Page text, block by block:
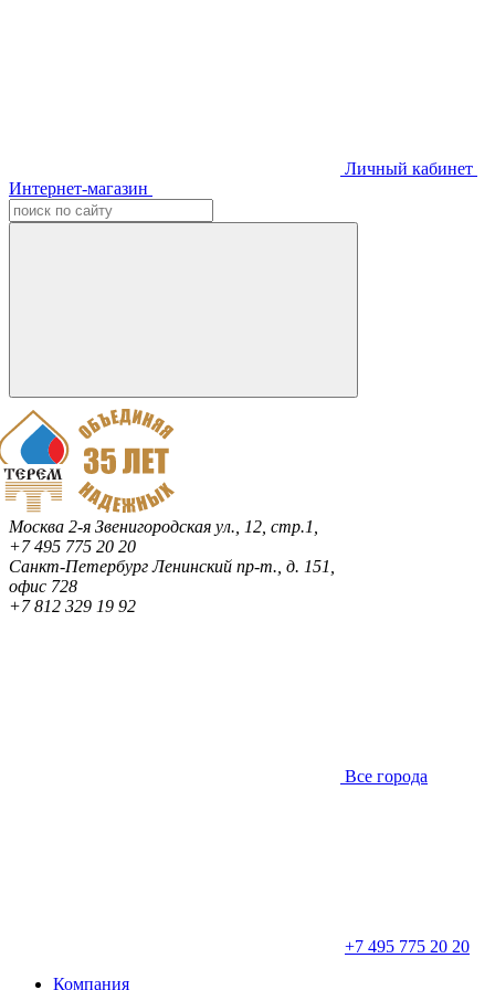
Личный кабинет
Интернет-магазин
Москва 2-я Звенигородская ул., 12, стр.1,
+7 495 775 20 20
Санкт-ПетербургЛенинский пр-т., д. 151,
офис 728
+7 812 329 19 92
Все города
+7 495 775 20 20
Компания